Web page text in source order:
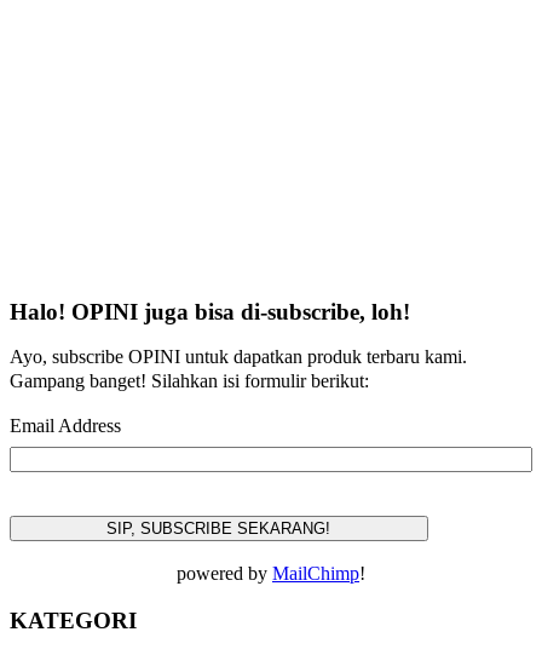
Halo! OPINI juga bisa di-subscribe, loh!
Ayo, subscribe OPINI untuk dapatkan produk terbaru kami.
Gampang banget! Silahkan isi formulir berikut:
Email Address
powered by MailChimp!
KATEGORI